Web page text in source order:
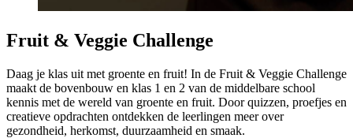
Fruit & Veggie Challenge
Daag je klas uit met groente en fruit! In de Fruit & Veggie Challenge
maakt de bovenbouw en klas 1 en 2 van de middelbare school
kennis met de wereld van groente en fruit. Door quizzen, proefjes en
creatieve opdrachten ontdekken de leerlingen meer over
gezondheid, herkomst, duurzaamheid en smaak.